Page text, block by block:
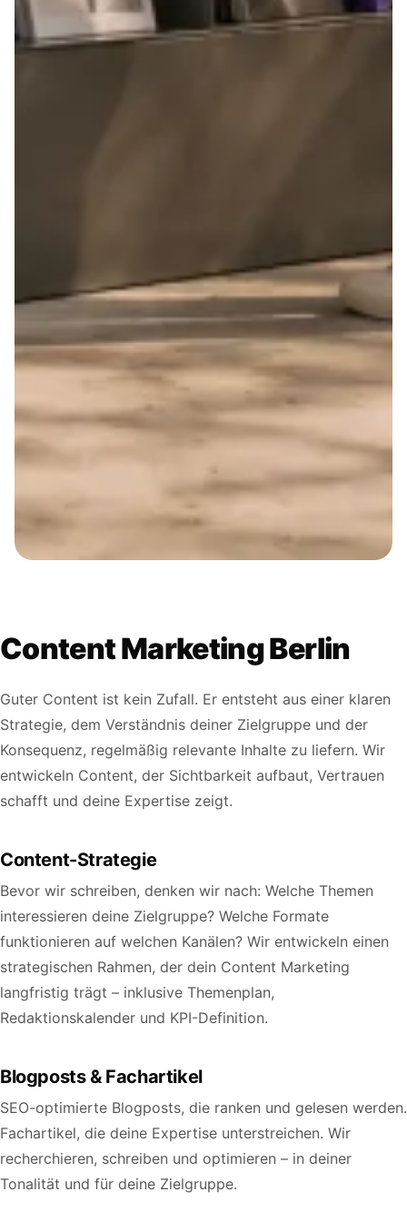
Content Marketing Berlin
Guter Content ist kein Zufall. Er entsteht aus einer klaren
Strategie, dem Verständnis deiner Zielgruppe und der
Konsequenz, regelmäßig relevante Inhalte zu liefern. Wir
entwickeln Content, der Sichtbarkeit aufbaut, Vertrauen
schafft und deine Expertise zeigt.
Content-Strategie
Bevor wir schreiben, denken wir nach: Welche Themen
interessieren deine Zielgruppe? Welche Formate
funktionieren auf welchen Kanälen? Wir entwickeln einen
strategischen Rahmen, der dein Content Marketing
langfristig trägt – inklusive Themenplan,
Redaktionskalender und KPI-Definition.
Blogposts & Fachartikel
SEO-optimierte Blogposts, die ranken und gelesen werden.
Fachartikel, die deine Expertise unterstreichen. Wir
recherchieren, schreiben und optimieren – in deiner
Tonalität und für deine Zielgruppe.